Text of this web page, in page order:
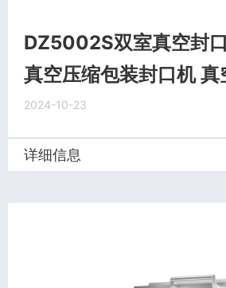
DZ5002S双室真空封
真空压缩包装封口机 真
2024-10-23
详细信息